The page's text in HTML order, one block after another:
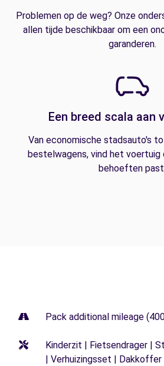
Problemen op de weg? Onze
allen tijde beschikbaar om een
garanderen.
Een breed scala aan
Van economische stadsauto's
bestelwagens, vind het
behoeften
Pack additional mileage
Kinderzit | Fietsendrager |
| Verhuizingsset | Dakkoffer